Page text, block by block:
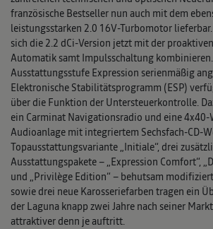
französische Bestseller nun auch mit dem
leistungsstarken 2.0 16V-Turbomotor
sich die 2.2 dCi-Version jetzt mit der
Automatik samt Impulsschaltung kombinieren.
Ausstattungsstufe Expression serienmäßig
Elektronische Stabilitätsprogramm (ESP)
über die Funktion der Untersteuerkontrolle.
ein Carminat Navigationsradio und eine 4x40-
Audioanlage mit integriertem Sechsfach-CD-
Topausstattungsvariante „Initiale“, drei
Ausstattungspakete – „Expression Comfort“,
und „Privilège Edition“ – behutsam
sowie drei neue Karosseriefarben tragen ein
der Laguna knapp zwei Jahre nach seiner
attraktiver denn je auftritt.